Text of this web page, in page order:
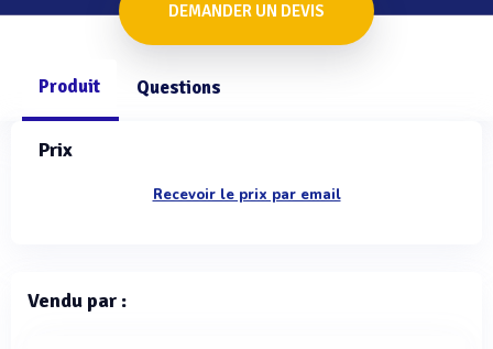
DEMANDER UN DEVIS
Produit Questions
Prix
Recevoir le prix par email
Vendu par :